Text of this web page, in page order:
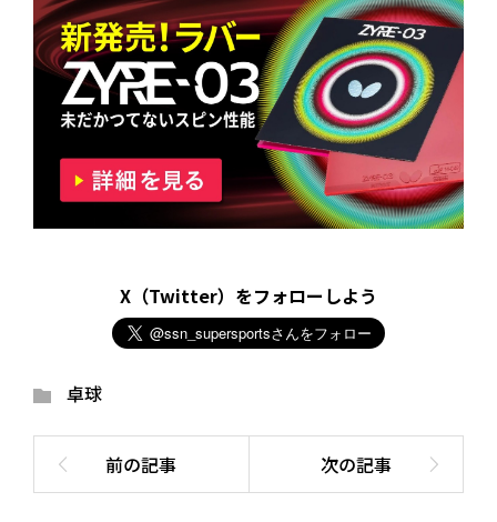
X（Twitter）をフォローしよう
卓球